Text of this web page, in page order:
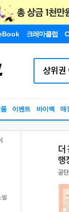
크레마클럽
이벤트 바이백 매
벨